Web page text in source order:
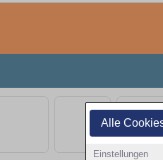
Alle
Einstellungen